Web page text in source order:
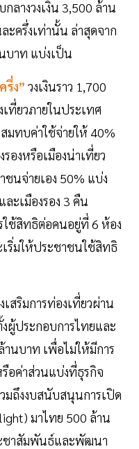
ลางวงเงิน 3,500 ล้าน
ะครึ่งเท่านั้น ล่าสุดจาก
บาท แบ่งเป็น
รึ่ง” วงเงินราว 1,700
ที่ยวภายในประเทศ
มทบค่าใช้จ่ายให้ 40%
องหรือเมืองน่าเที่ยว
นจ่ายเอง 50% แบ่ง
ะเมืองรอง 3 คืน
ใช้สิทธิต่อคนอยู่ที่ 6 ห้อง
ริ่มให้ประชาชนใช้สิทธิ
สริมการท่องเที่ยวผ่าน
ผู้ประกอบการไทยและ
านบาท เพื่อไม่ให้มีการ
รือค่าส่วนแบ่งที่ธุรกิจ
มถึงงบสนับสนุนการเปิด
มาไทย 500 ล้าน
ชาสัมพันธ์และพัฒนา